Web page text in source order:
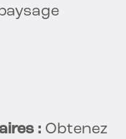
: Obtenez